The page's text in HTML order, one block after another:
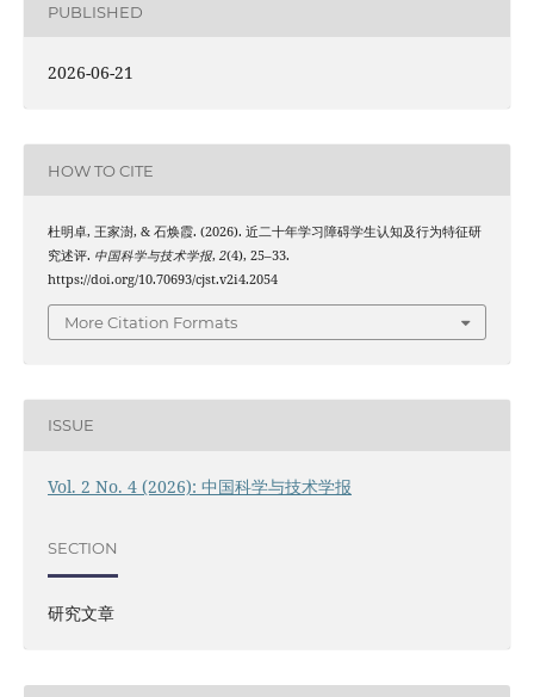
PUBLISHED
2026-06-21
HOW TO CITE
杜明卓, 王家澍, & 石焕霞. (2026). 近二十年学习障碍学生认知及行为特征研
究述评. 中国科学与技术学报, 2(4), 25–33.
https://doi.org/10.70693/cjst.v2i4.2054
More Citation Formats
ISSUE
Vol. 2 No. 4 (2026): 中国科学与技术学报
SECTION
研究文章